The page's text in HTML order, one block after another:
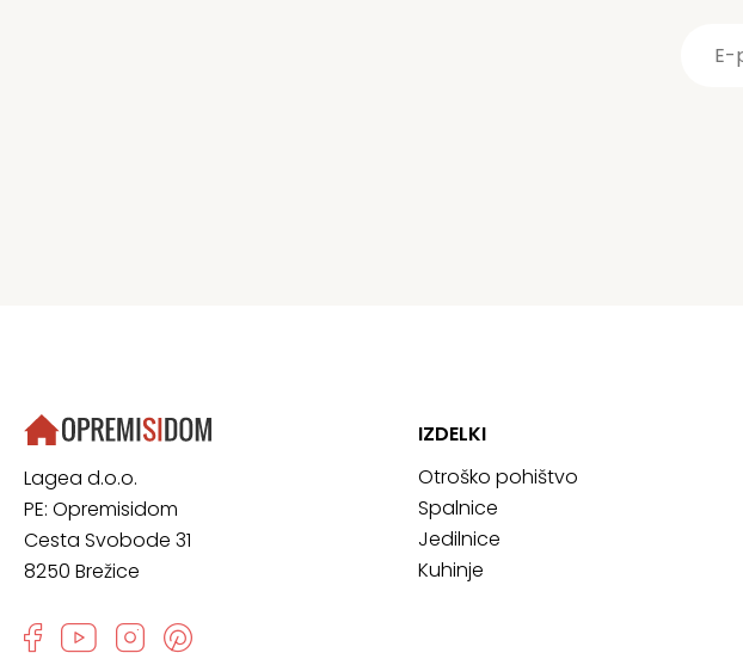
Lagea d.o.o.
PE: Opremisidom
Cesta Svobode 31
8250 Brežice
IZDELKI
Otroško pohištvo
Spalnice
Jedilnice
Kuhinje